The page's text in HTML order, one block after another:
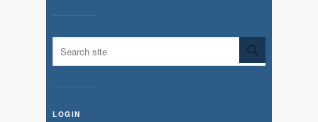
LOGIN